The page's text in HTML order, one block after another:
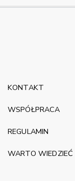
KONTAKT
WSPÓŁPRACA
REGULAMIN
WARTO WIEDZIEĆ